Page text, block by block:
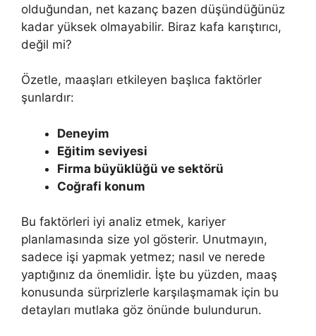
olduğundan, net kazanç bazen düşündüğünüz
kadar yüksek olmayabilir. Biraz kafa karıştırıcı,
değil mi?
Özetle, maaşları etkileyen başlıca faktörler
şunlardır:
Deneyim
Eğitim seviyesi
Firma büyüklüğü ve sektörü
Coğrafi konum
Bu faktörleri iyi analiz etmek, kariyer
planlamasında size yol gösterir. Unutmayın,
sadece işi yapmak yetmez; nasıl ve nerede
yaptığınız da önemlidir. İşte bu yüzden, maaş
konusunda sürprizlerle karşılaşmamak için bu
detayları mutlaka göz önünde bulundurun.